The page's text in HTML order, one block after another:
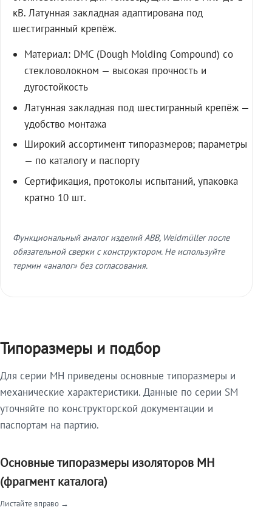
кВ. Латунная закладная адаптирована под
шестигранный крепёж.
Материал: DMC (Dough Molding Compound) со
стекловолокном — высокая прочность и
дугостойкость
Латунная закладная под шестигранный крепёж —
удобство монтажа
Широкий ассортимент типоразмеров; параметры
— по каталогу и паспорту
Сертификация, протоколы испытаний, упаковка
кратно 10 шт.
Функциональный аналог изделий ABB, Weidmüller после
обязательной сверки с конструктором. Не используйте
термин «аналог» без согласования.
Типоразмеры и подбор
Для серии МН приведены основные типоразмеры и
механические характеристики. Данные по серии SM
уточняйте по конструкторской документации и
паспортам на партию.
Основные типоразмеры изоляторов МН
(фрагмент каталога)
Листайте вправо →